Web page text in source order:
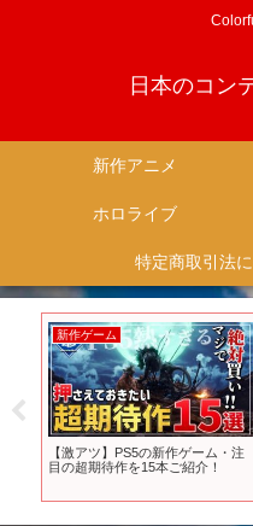
日本のコン
新作アニメ
ホロライブ
新作ゲーム
【激アツ】PS5の新作ゲーム・注
目の超期待作を15本ご紹介！